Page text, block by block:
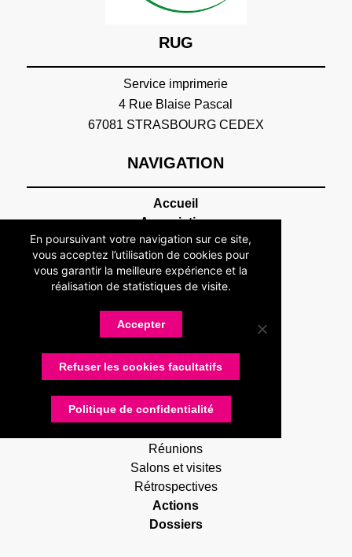
RUG
Service imprimerie
4 Rue Blaise Pascal
67081 STRASBOURG CEDEX
NAVIGATION
Accueil
Association
Présentation
Devenir adhérent
Statuts
Nos partenaires
Devenir partenaire
Connexion
Actualités
Réunions
Salons et visites
Rétrospectives
Actions
Dossiers
En poursuivant votre navigation sur ce site,
vous acceptez l’utilisation de cookies pour
vous garantir la meilleure expérience et la
réalisation de statistiques de visite.
Accepter
Refuser les cookies facultatifs
Politique de confidentialité